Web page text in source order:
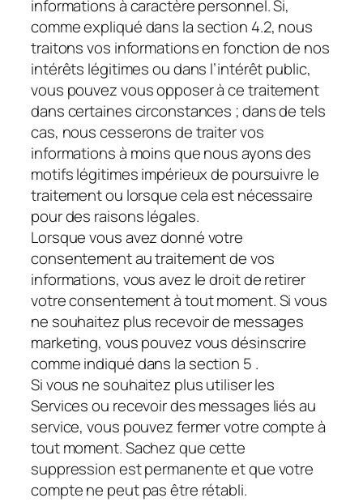
informations à caractère personnel. Si,
comme expliqué dans la section 4.2, nous
traitons vos informations en fonction de nos
intérêts légitimes ou dans l’intérêt public,
vous pouvez vous opposer à ce traitement
dans certaines circonstances ; dans de tels
cas, nous cesserons de traiter vos
informations à moins que nous ayons des
motifs légitimes impérieux de poursuivre le
traitement ou lorsque cela est nécessaire
pour des raisons légales.
Lorsque vous avez donné votre
consentement au traitement de vos
informations, vous avez le droit de retirer
votre consentement à tout moment. Si vous
ne souhaitez plus recevoir de messages
marketing, vous pouvez vous désinscrire
comme indiqué dans la section 5 .
Si vous ne souhaitez plus utiliser les
Services ou recevoir des messages liés au
service, vous pouvez fermer votre compte à
tout moment. Sachez que cette
suppression est permanente et que votre
compte ne peut pas être rétabli.